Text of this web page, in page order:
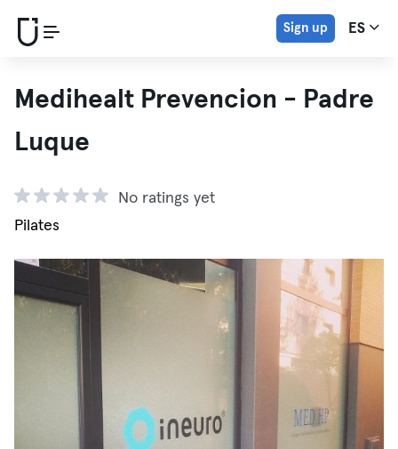
Sign up ES
Medihealt Prevencion - Padre
Luque
No ratings yet
Pilates